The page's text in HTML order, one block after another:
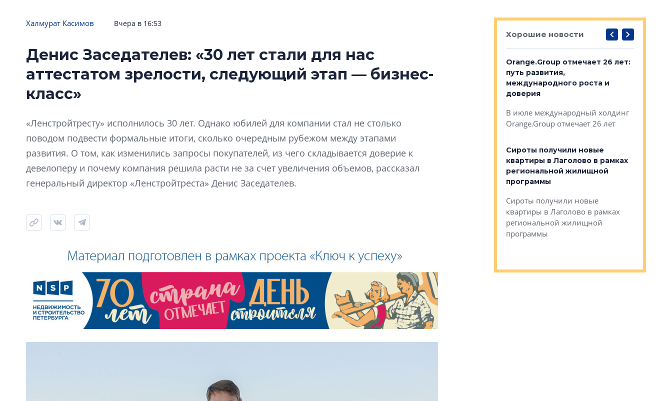
Халмурат Касимов Вчера в 16:53
Денис Заседателев: «30 лет стали для нас
аттестатом зрелости, следующий этап — бизнес-
класс»
«Ленстройтресту» исполнилось 30 лет. Однако юбилей для компании стал не столько
поводом подвести формальные итоги, сколько очередным рубежом между этапами
развития. О том, как изменились запросы покупателей, из чего складывается доверие к
девелоперу и почему компания решила расти не за счет увеличения объемов, рассказал
генеральный директор «Ленстройтреста» Денис Заседателев.
Хорошие новости
лучших поющих строителей
строить и жить помогает»
В Красногвардейском районе
Петербурга появился еще
один центр совмещенного
Orange.Group отмечает 26 лет:
путь развития,
международного роста и
доверия
В июле международный холдинг
Orange.Group отмечает 26 лет
Сироты получили новые
квартиры в Лаголово в рамках
региональной жилищной
программы
Сироты получили новые
квартиры в Лаголово в рамках
региональной жилищной
программы